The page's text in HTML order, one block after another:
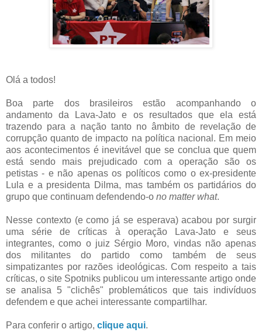
Olá a todos!
Boa parte dos brasileiros estão acompanhando o
andamento da Lava-Jato e os resultados que ela está
trazendo para a nação tanto no âmbito de revelação de
corrupção quanto de impacto na política nacional. Em meio
aos acontecimentos é inevitável que se conclua que quem
está sendo mais prejudicado com a operação são os
petistas - e não apenas os políticos como o ex-presidente
Lula e a presidenta Dilma, mas também os partidários do
grupo que continuam defendendo-o no matter what.
Nesse contexto (e como já se esperava) acabou por surgir
uma série de críticas à operação Lava-Jato e seus
integrantes, como o juiz Sérgio Moro, vindas não apenas
dos militantes do partido como também de seus
simpatizantes por razões ideológicas. Com respeito a tais
críticas, o site Spotniks publicou um interessante artigo onde
se analisa 5 "clichês" problemáticos que tais indivíduos
defendem e que achei interessante compartilhar.
Para conferir o artigo, clique aqui.